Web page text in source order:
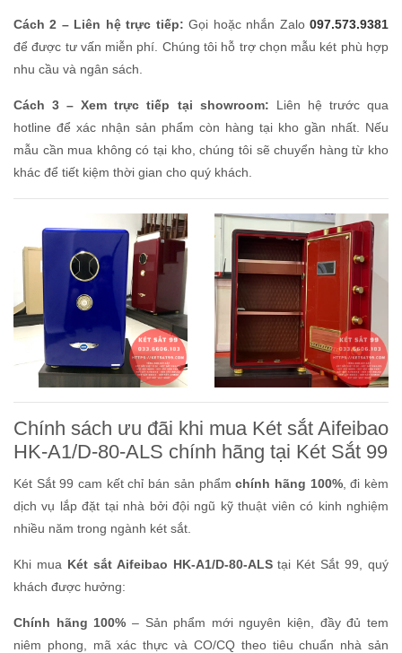
Cách 2 – Liên hệ trực tiếp: Gọi hoặc nhắn Zalo097.573.9381
để được tư vấn miễn phí. Chúng tôi hỗ trợ chọn mẫu két phù hợp
nhu cầu và ngân sách.
Cách 3 – Xem trực tiếp tại showroom: Liên hệ trước qua
hotline để xác nhận sản phẩm còn hàng tại kho gần nhất. Nếu
mẫu cần mua không có tại kho, chúng tôi sẽ chuyển hàng từ kho
khác để tiết kiệm thời gian cho quý khách.
Chính sách ưu đãi khi mua Két sắt Aifeibao
HK-A1/D-80-ALS chính hãng tại Két Sắt 99
Két Sắt 99 cam kết chỉ bán sản phẩmchính hãng 100%, đi kèm
dịch vụ lắp đặt tại nhà bởi đội ngũ kỹ thuật viên có kinh nghiệm
nhiều năm trong ngành két sắt.
Khi mua Két sắt Aifeibao HK-A1/D-80-ALStại Két Sắt 99, quý
khách được hưởng:
Chính hãng 100% – Sản phẩm mới nguyên kiện, đầy đủ tem
niêm phong, mã xác thực và CO/CQ theo tiêu chuẩn nhà sản